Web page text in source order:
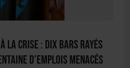
la crise : dix bars rayés
d’emplois menacés